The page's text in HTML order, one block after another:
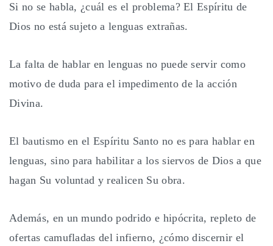
Si no se habla, ¿cuál es el problema? El Espíritu de
Dios no está sujeto a lenguas extrañas.
La falta de hablar en lenguas no puede servir como
motivo de duda para el impedimento de la acción
Divina.
El bautismo en el Espíritu Santo no es para hablar en
lenguas, sino para habilitar a los siervos de Dios a que
hagan Su voluntad y realicen Su obra.
Además, en un mundo podrido e hipócrita, repleto de
ofertas camufladas del infierno, ¿cómo discernir el